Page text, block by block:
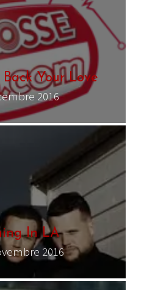
Your Love
2016
In LA
2016